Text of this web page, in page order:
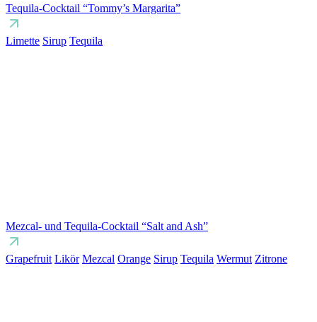
Tequila-Cocktail “Tommy’s Margarita”
Limette Sirup Tequila
Mezcal- und Tequila-Cocktail “Salt and Ash”
Grapefruit Likör Mezcal Orange Sirup Tequila Wermut Zitrone